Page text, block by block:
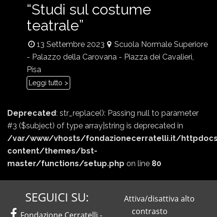
“Studi sul costume
teatrale”
13 Settembre 2023
Scuola Normale Superiore
- Palazzo della Carovana - Piazza dei Cavalieri,
Pisa
Leggi tutto >
Deprecated: str_replace(): Passing null to parameter
#3 ($subject) of type array|string is deprecated in
/var/www/vhosts/fondazionecerratelli.it/
content/themes/bst-
master/functions/setup.php on line 80
Attiva/disattiva alto
contrasto
SEGUICI SU:
Facebook